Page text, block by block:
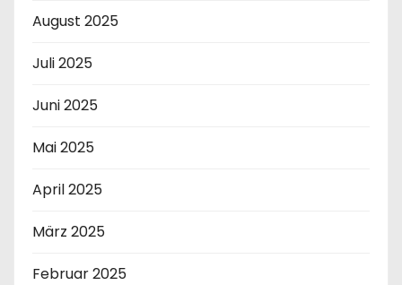
August 2025
Juli 2025
Juni 2025
Mai 2025
April 2025
März 2025
Februar 2025